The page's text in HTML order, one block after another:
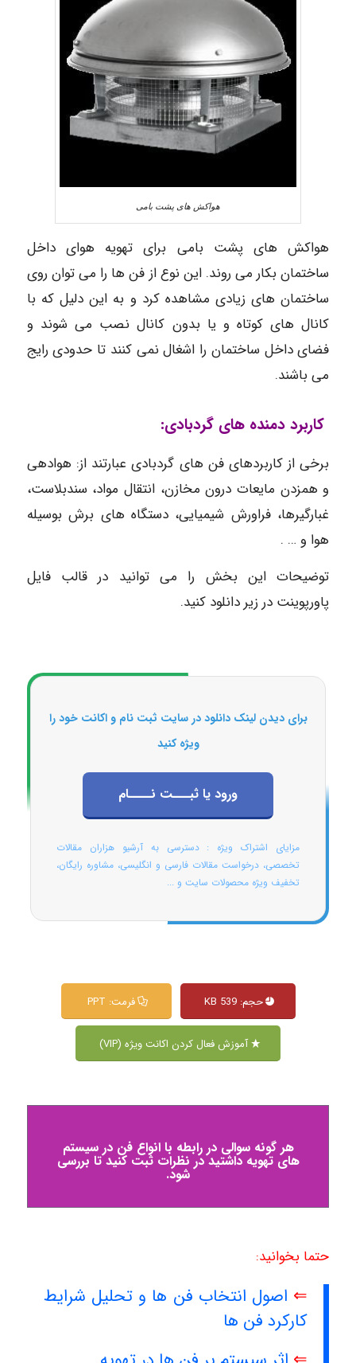
هواکش های پشت بامی
هواکش های پشت بامی برای تهویه هوای داخل
ساختمان بکار می روند. این نوع از فن ها را می توان روی
ساختمان های زیادی مشاهده کرد و به این دلیل که با
کانال های کوتاه و یا بدون کانال نصب می شوند و
فضای داخل ساختمان را اشغال نمی کنند تا حدودی رایج
می باشند.
کاربرد دمنده های گردبادی:
برخی از کاربردهای فن های گردبادی عبارتند از: هوادهی
و همزدن مایعات درون مخازن، انتقال مواد، سندبلاست،
غبارگیرها، فراورش شیمیایی، دستگاه های برش بوسیله
هوا و … .
توضیحات این بخش را می توانید در قالب فایل
پاورپوینت در زیر دانلود کنید.
برای دیدن لینک دانلود در سایت ثبت نام و اکانت خود را
ویژه کنید
ورود یا ثبـــت نــــام
مزایای اشتراک ویژه : دسترسی به آرشیو هزاران مقالات
تخصصی، درخواست مقالات فارسی و انگلیسی، مشاوره رایگان،
تخفیف ویژه محصولات سایت و ...
حجم: 539 KB فرمت: PPT
آموزش فعال کردن اکانت ویژه (VIP)
هر گونه سوالی در رابطه با انواع فن در سیستم
های تهویه داشتید در نظرات ثبت کنید تا بررسی
شود.
حتما بخوانید:
⇐ اصول انتخاب فن ها و تحلیل شرایط
کارکرد فن ها